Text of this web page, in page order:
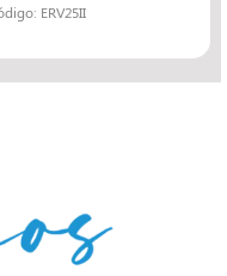
ERV25II